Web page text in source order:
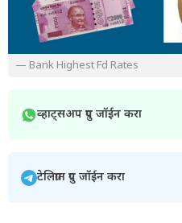
— Bank Highest Fd Rates
व्हाट्सअप ग्रुप जॉईन करा
टेलिग्राम ग्रुप जॉईन करा